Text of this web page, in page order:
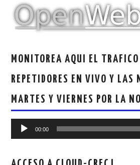
MONITOREA AQUI EL TRAFICO
REPETIDORES EN VIVO Y LAS
MARTES Y VIERNES POR LA
Reproductor
de
00:00